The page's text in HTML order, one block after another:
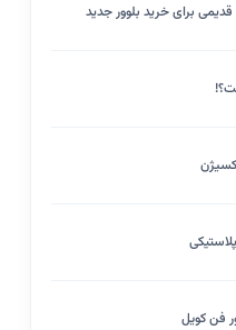
قدیمی برای خرید بلوور جدید
فن کویل